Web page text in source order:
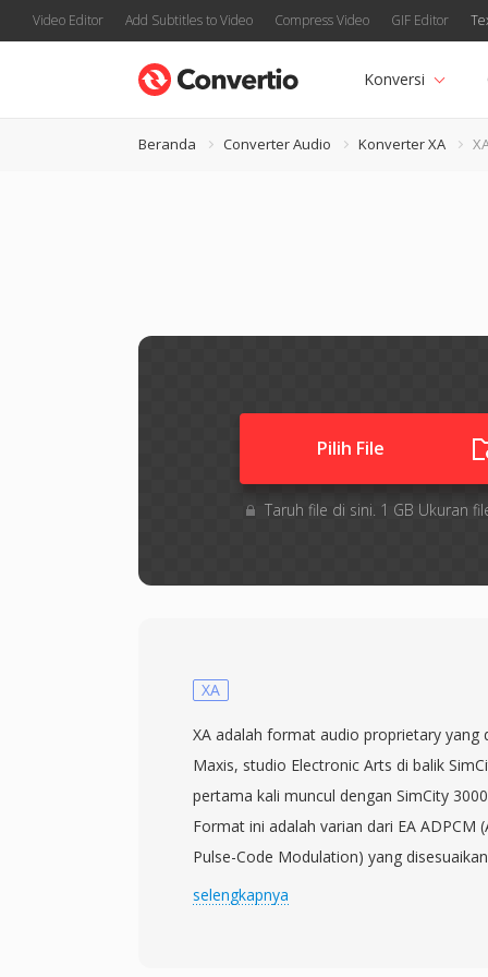
Video Editor Add Subtitles to Video Compress Video GIF Editor
Konversi
Beranda Converter Audio Konverter XA
Pilih File
Taruh file di sini. 1 GB Ukuran
XA
XA adalah format audio proprietary yang
Maxis, studio Electronic Arts di balik
pertama kali muncul dengan SimCity
Format ini adalah varian dari EA ADPCM
Pulse-Code Modulation) yang
menghasilkan kualitas suara yang dapat
selengkapnya